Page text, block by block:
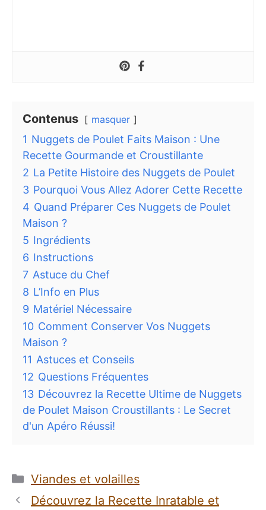
Contenus masquer
1 Nuggets de Poulet Faits Maison : Une
Recette Gourmande et Croustillante
2 La Petite Histoire des Nuggets de Poulet
3 Pourquoi Vous Allez Adorer Cette Recette
4 Quand Préparer Ces Nuggets de Poulet
Maison ?
5 Ingrédients
6 Instructions
7 Astuce du Chef
8 L’Info en Plus
9 Matériel Nécessaire
10 Comment Conserver Vos Nuggets
Maison ?
11 Astuces et Conseils
12 Questions Fréquentes
13 Découvrez la Recette Ultime de Nuggets
de Poulet Maison Croustillants : Le Secret
d'un Apéro Réussi!
Catégories
Viandes et volailles
Découvrez la Recette Inratable et